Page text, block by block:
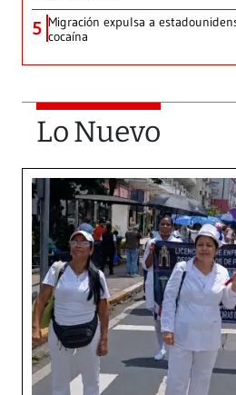
5 Migración expulsa a
cocaína
Lo Nuevo